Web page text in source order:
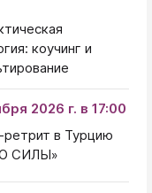
коучинг и
2026 г. в 17:00
ретрит в Турцию
СИЛЫ»